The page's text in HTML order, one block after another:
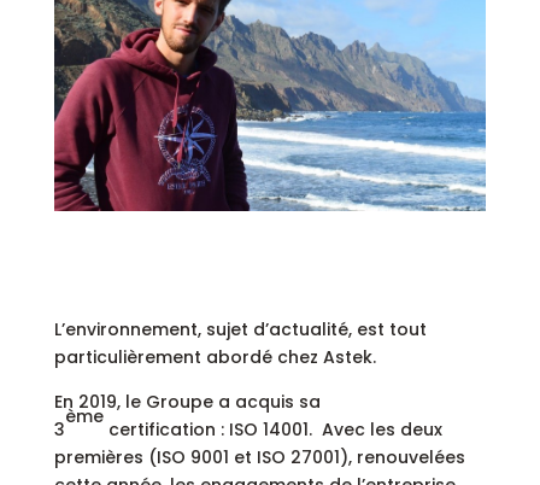
L’environnement, sujet d’actualité, est tout
particulièrement abordé chez Astek.
En 2019, le Groupe a acquis sa
3
ème
certification : ISO 14001. Avec les deux
premières (ISO 9001 et ISO 27001), renouvelées